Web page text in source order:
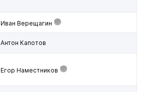
Иван Верещагин
Антон Капотов
Егор Наместников